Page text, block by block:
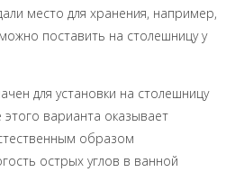
место для хранения, например,
поставить на столешницу у
для установки на столешницу
этого варианта оказывает
образом
острых углов в ванной